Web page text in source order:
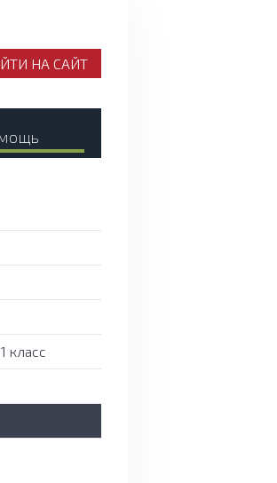
НА САЙТ
класс